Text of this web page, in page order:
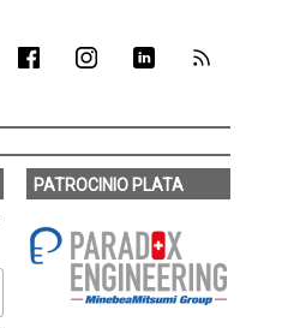
PATROCINIO PLATA